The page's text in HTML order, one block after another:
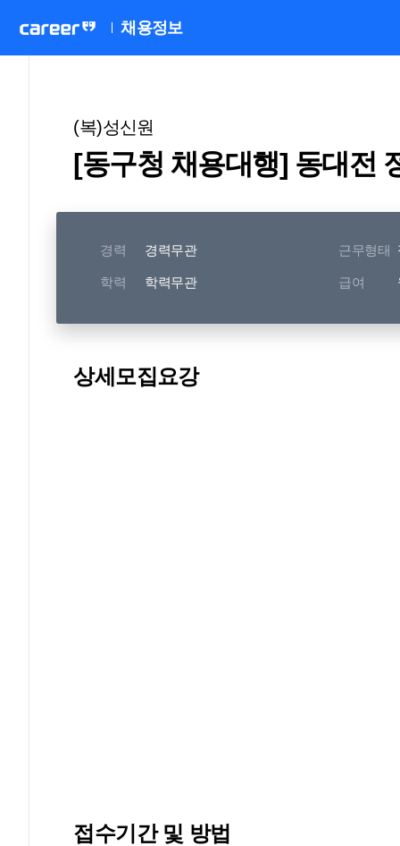
채용정보
(복)성신원
[동구청 채용대행] 동대전
경력 경력무관 근무형태
학력 학력무관 급여
상세모집요강
접수기간 및 방법